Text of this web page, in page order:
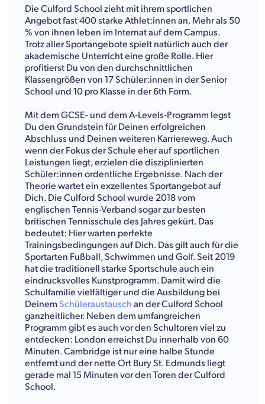
Die Culford School zieht mit ihrem sportlichen
Angebot fast 400 starke Athlet:innen an. Mehr als 50
% von ihnen leben im Internat auf dem Campus.
Trotz aller Sportangebote spielt natürlich auch der
akademische Unterricht eine große Rolle. Hier
profitierst Du von den durchschnittlichen
Klassengrößen von 17 Schüler:innen in der Senior
School und 10 pro Klasse in der 6th Form.
Mit dem GCSE- und dem A-Levels-Programm legst
Du den Grundstein für Deinen erfolgreichen
Abschluss und Deinen weiteren Karriereweg. Auch
wenn der Fokus der Schule eher auf sportlichen
Leistungen liegt, erzielen die disziplinierten
Schüler:innen ordentliche Ergebnisse. Nach der
Theorie wartet ein exzellentes Sportangebot auf
Dich. Die Culford School wurde 2018 vom
englischen Tennis-Verband sogar zur besten
britischen Tennisschule des Jahres gekürt. Das
bedeutet: Hier warten perfekte
Trainingsbedingungen auf Dich. Das gilt auch für die
Sportarten Fußball, Schwimmen und Golf. Seit 2019
hat die traditionell starke Sportschule auch ein
eindrucksvolles Kunstprogramm. Damit wird die
Schulfamilie vielfältiger und die Ausbildung bei
Deinem Schüleraustausch an der Culford School
ganzheitlicher. Neben dem umfangreichen
Programm gibt es auch vor den Schultoren viel zu
entdecken: London erreichst Du innerhalb von 60
Minuten. Cambridge ist nur eine halbe Stunde
entfernt und der nette Ort Bury St. Edmunds liegt
gerade mal 15 Minuten vor den Toren der Culford
School.